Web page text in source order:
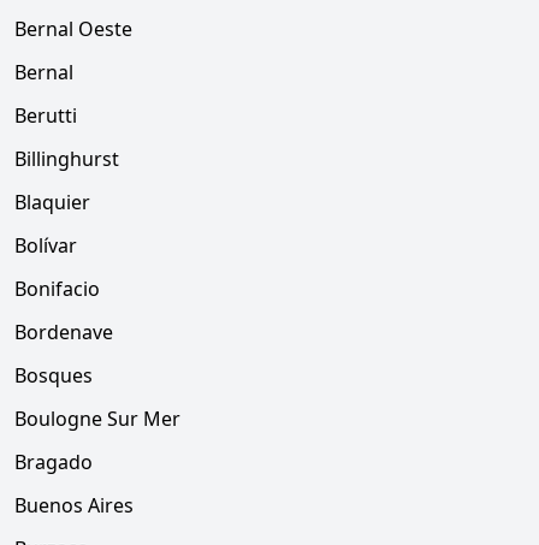
Bernal Oeste
Bernal
Berutti
Billinghurst
Blaquier
Bolívar
Bonifacio
Bordenave
Bosques
Boulogne Sur Mer
Bragado
Buenos Aires